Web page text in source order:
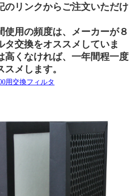
のリンクからご注文いただけ
使用の頻度は、メーカーが８
タ交換をオススメしていま
高くなければ、一年間程一度
メします。
用交換フィルタ